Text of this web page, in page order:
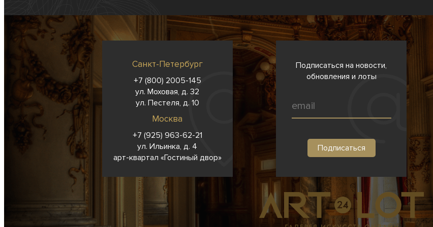
Санкт-Петербург
+7 (800) 2005-145
ул. Моховая, д. 32
ул. Пестеля, д. 10
Москва
+7 (925) 963-62-21
ул. Ильинка, д. 4
арт-квартал «Гостиный двор»
Подписаться на новости,
обновления и лоты